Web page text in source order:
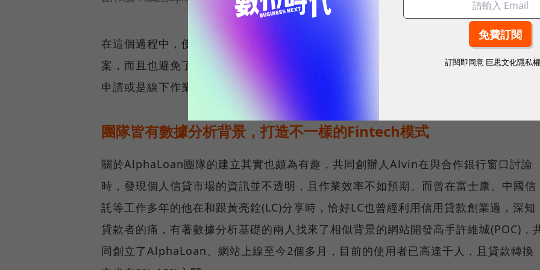
在這個過程中，使用者不僅可以通過AlphaLoan了解到最適合自己的申貸銀行和貸款方
案，而且也避免了多次聯徵的情況，最後使用者還可根據方案在申貸銀行的網站上自行
申請或是線下作業，解決目前信用貸款資訊不對稱問題。
團隊皆有數據分析背景，打造不一樣的Fintech模式
關於AlphaLoan團隊的建立其實也頗為有趣，共同創辦人Alvin在與合作銀行窗口討論
時，發現個人信貸市場的資訊並不透明，且作業效率不如預期。而曾在富士康、中國信
託等工作多年的他在和跟黃亮銓(LC)分享時，恰好LC也曾經利用信用貸款創業過，深知
貸款者的痛，有著數據分析基礎的兩人找來了相似背景的網站開發高手許維城(POC)，
同創立了AlphaLoan。網站上線至今2個多月，目前的使用者已高達千人，且貸款轉換
訂閱即同意 巨思文化隱私